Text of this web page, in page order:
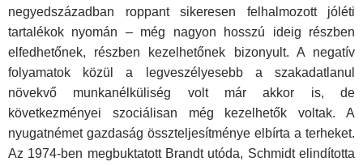
negyedszázadban roppant sikeresen felhalmozott jóléti
tartalékok nyomán – még nagyon hosszú ideig részben
elfedhetőnek, részben kezelhetőnek bizonyult. A negatív
folyamatok közül a legveszélyesebb a szakadatlanul
növekvő munkanélküliség volt már akkor is, de
következményei szociálisan még kezelhetők voltak. A
nyugatnémet gazdaság összteljesítménye elbírta a terheket.
Az 1974-ben megbuktatott Brandt utóda, Schmidt elindította